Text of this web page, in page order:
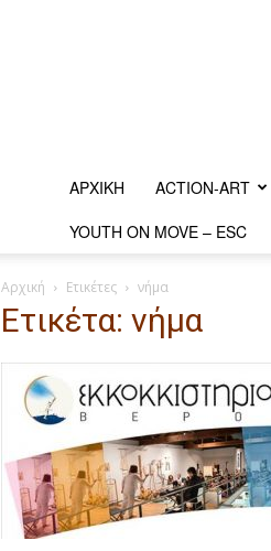
ΑΡΧΙΚΗ ACTION-ART
YOUTH ON MOVE – ESC
Αρχική Ετικέτες νήμα
Ετικέτα: νήμα